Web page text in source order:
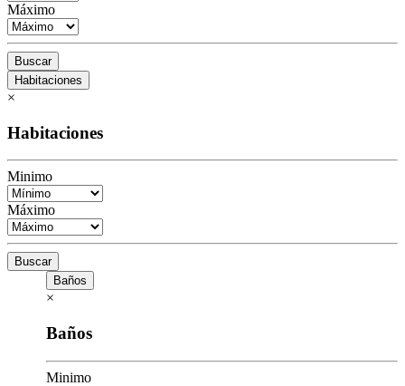
Máximo
Buscar
Habitaciones
×
Habitaciones
Minimo
Máximo
Buscar
Baños
×
Baños
Minimo